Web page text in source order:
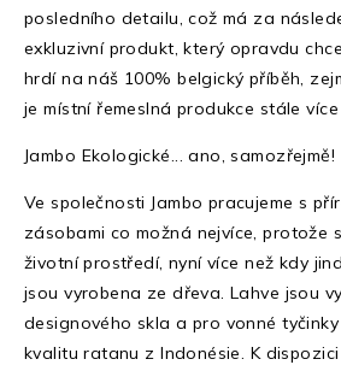
posledního detailu, což má za
exkluzivní produkt, který opravdu
hrdí na náš 100% belgický příběh,
je místní řemeslná produkce stále více
Jambo Ekologické... ano, samozřejmě!
Ve společnosti Jambo pracujeme s
zásobami co možná nejvíce, protože
životní prostředí, nyní více než kdy
jsou vyrobena ze dřeva. Lahve jsou
designového skla a pro vonné
kvalitu ratanu z Indonésie. K